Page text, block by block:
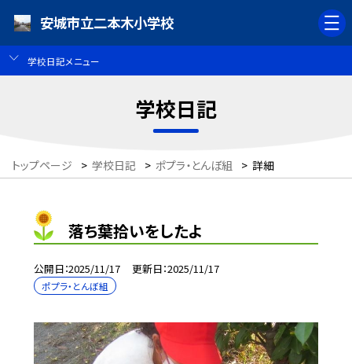
安城市立二本木小学校
学校日記メニュー
学校日記
トップページ > 学校日記 > ポプラ・とんぼ組 > 詳細
落ち葉拾いをしたよ
公開日 2025/11/17 更新日 2025/11/17
ポプラ・とんぼ組